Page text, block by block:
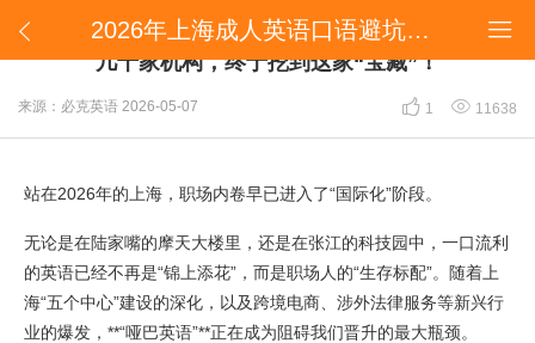
 
2026年上海成人英语口语避坑指南：耗时半年测评几十家机构，终于挖到这家“宝藏”！
2026年上海成人英语口语避坑指南：耗时半年测评
几十家机构，终于挖到这家“宝藏”！
来源：必克英语 2026-05-07  1  11638
站在2026年的上海，职场内卷早已进入了“国际化”阶段。
无论是在陆家嘴的摩天大楼里，还是在张江的科技园中，一口流利
的英语已经不再是“锦上添花”，而是职场人的“生存标配”。随着上
海“五个中心”建设的深化，以及跨境电商、涉外法律服务等新兴行
业的爆发，**“哑巴英语”**正在成为阻碍我们晋升的最大瓶颈。